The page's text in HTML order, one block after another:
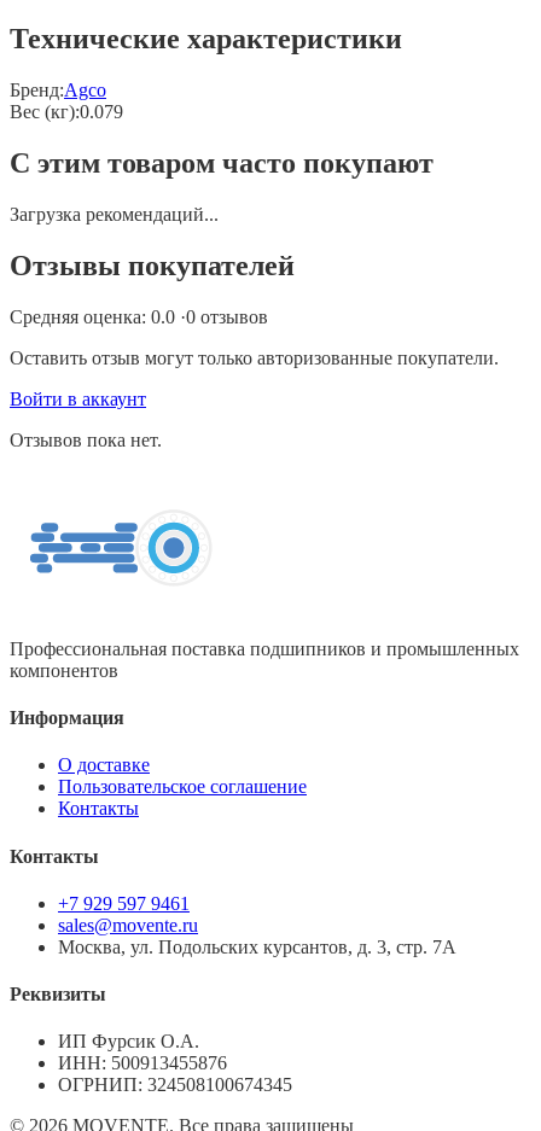
Технические характеристики
Бренд:Agco
Вес (кг):0.079
С этим товаром часто покупают
Загрузка рекомендаций...
Отзывы покупателей
Средняя оценка: 0.0 ·0 отзывов
Оставить отзыв могут только авторизованные покупатели.
Войти в аккаунт
Отзывов пока нет.
Профессиональная поставка подшипников и промышленных
компонентов
Информация
О доставке
Пользовательское соглашение
Контакты
Контакты
+7 929 597 9461
sales@movente.ru
Москва, ул. Подольских курсантов, д. 3, стр. 7А
Реквизиты
ИП Фурсик О.А.
ИНН: 500913455876
ОГРНИП: 324508100674345
© 2026 MOVENTE. Все права защищены